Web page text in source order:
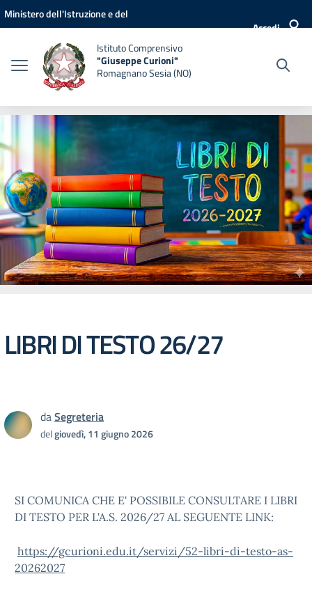
Vai ai contenuti
Vai al menu di navigazione
Vai al footer
Ministero dell'Istruzione e del
Accedi
Istituto Comprensivo
"Giuseppe Curioni"
Romagnano Sesia (NO)
LIBRI DI TESTO 26/27
daSegreteria
delgiovedì, 11 giugno 2026
SI COMUNICA CHE E' POSSIBILE CONSULTARE I LIBRI
DI TESTO PER L'A.S. 2026/27 AL SEGUENTE LINK:
https://gcurioni.edu.it/servizi/52-libri-di-testo-as-
20262027